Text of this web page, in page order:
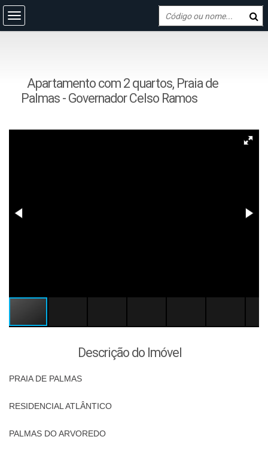
Apartamento com 2 quartos, Praia de
Palmas - Governador Celso Ramos
Descrição do Imóvel
PRAIA DE PALMAS
RESIDENCIAL ATLÂNTICO
PALMAS DO ARVOREDO